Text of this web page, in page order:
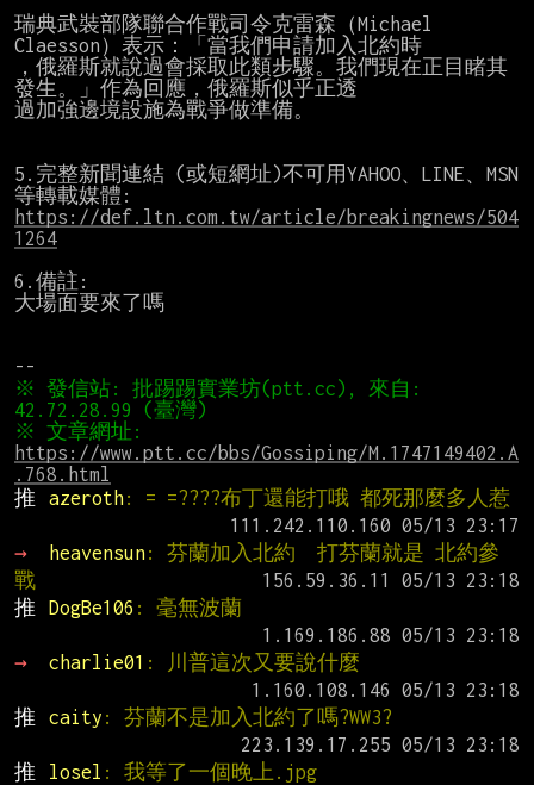
瑞典武裝部隊聯合作戰司令克雷森（Michael
Claesson）表示：「當我們申請加入北約時
，俄羅斯就說過會採取此類步驟。我們現在正目睹其
發生。」作為回應，俄羅斯似乎正透
過加強邊境設施為戰爭做準備。
5.完整新聞連結 (或短網址)不可用YAHOO、LINE、MSN
https://def.ltn.com.tw/article/breakingnews/504
1264
6.備註:
大場面要來了嗎
※ 發信站: 批踢踢實業坊(ptt.cc), 來自:
https://www.ptt.cc/bbs/Gossiping/M.1747149402.A
.768.html
推
azeroth: = =????布丁還能打哦 都死那麼多人惹
→
heavensun: 芬蘭加入北約  打芬蘭就是 北約參
戰
推
DogBe106 : 毫無波蘭
→
charlie01 : 川普這次又要說什麼
推
caity : 芬蘭不是加入北約了嗎?WW3?
推
losel : 我等了一個晚上.jpg